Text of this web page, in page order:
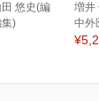
悠史(編
)
増井
中外